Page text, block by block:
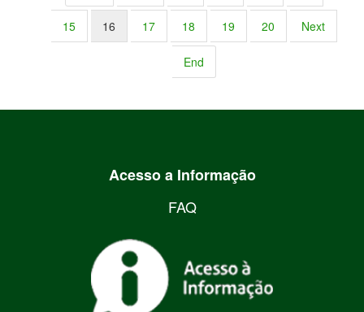
15 16 17 18 19 20 Next
End
Acesso a Informação
FAQ